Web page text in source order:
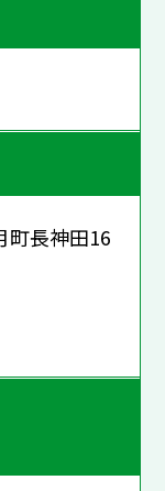
町長神田16